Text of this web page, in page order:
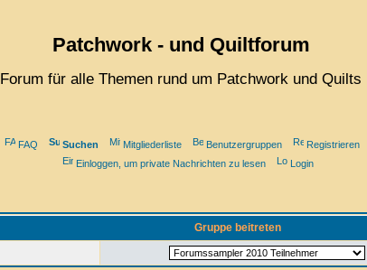
Patchwork - und Quiltforum
Forum für alle Themen rund um Patchwork und Quilts
FAQ Suchen Mitgliederliste Benutzergruppen
Registrieren
Einloggen, um private Nachrichten zu lesen
Login
Gruppe beitreten